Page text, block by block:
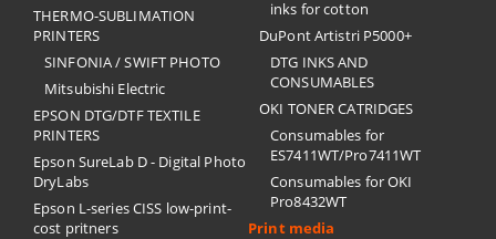
THERMO-SUBLIMATION
PRINTERS
SINFONIA / SWIFT PHOTO
Mitsubishi Electric
EPSON DTG/DTF TEXTILE
PRINTERS
Epson SureLab D - Digital Photo
DryLabs
Epson L-series CISS low-print-
cost pritners
inks for cotton
DuPont Artistri P5000+
DTG INKS AND
CONSUMABLES
OKI TONER CATRIDGES
Consumables for
ES7411WT/Pro7411WT
Consumables for OKI
Pro8432WT
Print media